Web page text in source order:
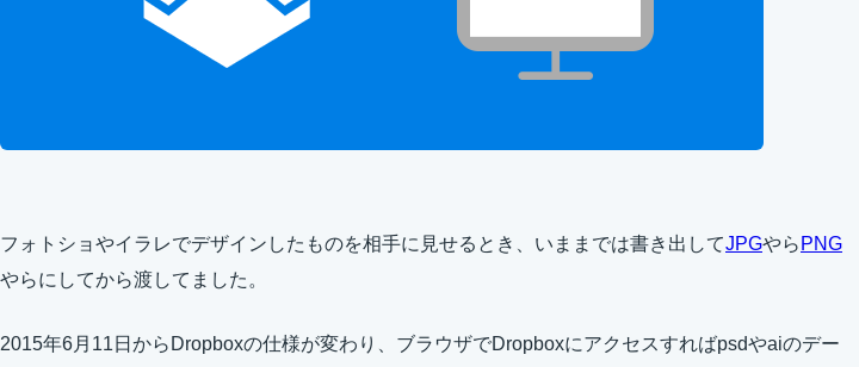
フォトショやイラレでデザインしたものを相手に見せるとき、いままでは書き出してJPGやら PNG
やらにしてから渡してました。
2015年6月11日 からDropboxの仕様が変わり、ブラウザでDropboxにアクセスすればpsdやaiのデー